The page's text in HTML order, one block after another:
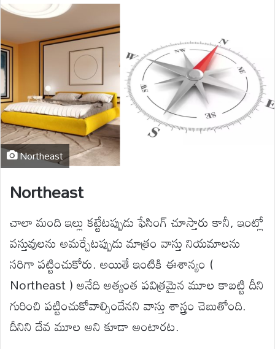
Northeast
Northeast
చాలా మంది ఇల్లు కట్టేటప్పుడు ఫేసింగ్ చూస్తారు కానీ, ఇంట్లో
వస్తువులను అమర్చేటప్పుడు మాత్రం వాస్తు నియమాలను
సరిగా పట్టించుకోరు. అయితే ఇంటికి ఈశాన్యం (
Northeast ) అనేది అత్యంత పవిత్రమైన మూల కాబట్టి దీని
గురించి పట్టించుకోవాల్సిందేనని వాస్తు శాస్త్రం చెబుతోంది.
దీనిని దేవ మూల అని కూడా అంటారట.